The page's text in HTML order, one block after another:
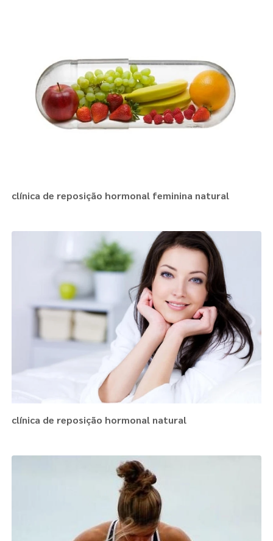
clínica de reposição hormonal feminina natural
clínica de reposição hormonal natural